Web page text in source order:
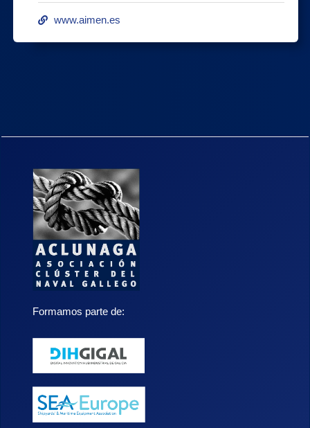
www.aimen.es
Formamos parte de: